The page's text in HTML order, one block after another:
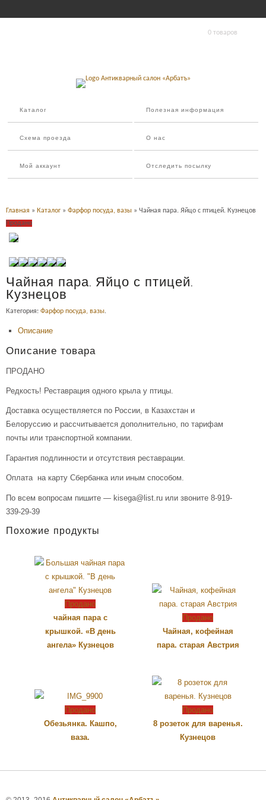
0 товаров
Каталог Полезная информация
Схема проезда О нас
Мой аккаунт Отследить посылку
Главная » Каталог » Фарфор посуда, вазы » Чайная пара. Яйцо с птицей. Кузнецов
Продано
Чайная пара. Яйцо с птицей.
Кузнецов
Категория: Фарфор посуда, вазы.
Описание
Описание товара
ПРОДАНО
Редкость! Реставрация одного крыла у птицы.
Доставка осуществляется по России, в Казахстан и
Белоруссию и рассчитывается дополнительно, по тарифам
почты или транспортной компании.
Гарантия подлинности и отсутствия реставрации.
Оплата на карту Сбербанка или иным способом.
По всем вопросам пишите — kisega@list.ru или звоните 8-919-
339-29-39
Похожие продукты
Продано
чайная пара с
крышкой. «В день
ангела» Кузнецов
Продано
Чайная, кофейная
пара. старая Австрия
Продано
Обезьянка. Кашпо,
ваза.
Продано
8 розеток для варенья.
Кузнецов